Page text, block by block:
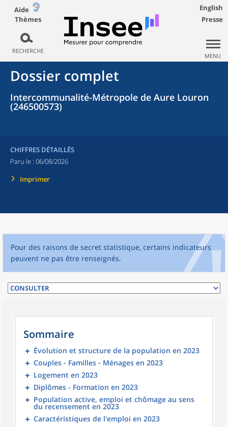
Aide
Thèmes
RECHERCHE
English
Presse
MENU
Dossier complet
Intercommunalité-Métropole de Aure Louron
(246500573)
CHIFFRES DÉTAILLÉS
Paru le : 06/08/2026
Imprimer
Pour des raisons de secret statistique, certains indicateurs
peuvent ne pas être renseignés.
Sommaire
Évolution et structure de la population en 2023
Couples - Familles - Ménages en 2023
Logement en 2023
Diplômes - Formation en 2023
Population active, emploi et chômage au sens
du recensement en 2023
Caractéristiques de l'emploi en 2023